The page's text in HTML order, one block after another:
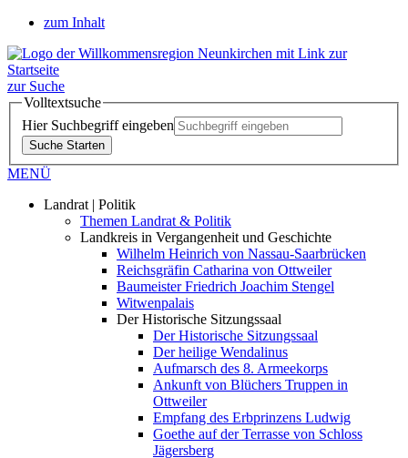
zum Inhalt
zur Suche
Volltextsuche
Hier Suchbegriff eingeben
Suche Starten
MENÜ
Landrat | Politik
Themen Landrat & Politik
Landkreis in Vergangenheit und Geschichte
Wilhelm Heinrich von Nassau-Saarbrücken
Reichsgräfin Catharina von Ottweiler
Baumeister Friedrich Joachim Stengel
Witwenpalais
Der Historische Sitzungssaal
Der Historische Sitzungssaal
Der heilige Wendalinus
Aufmarsch des 8. Armeekorps
Ankunft von Blüchers Truppen in
Ottweiler
Empfang des Erbprinzens Ludwig
Goethe auf der Terrasse von Schloss
Jägersberg